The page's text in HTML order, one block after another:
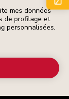
mes données
de profilage et
personnalisées.